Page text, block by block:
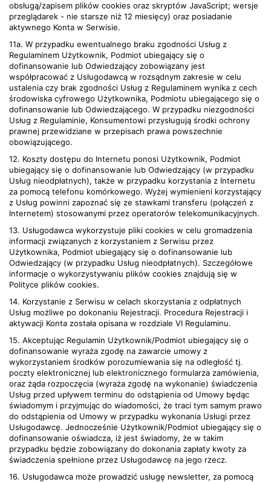
obsługą/zapisem plików cookies oraz skryptów JavaScript; wersje
przeglądarek - nie starsze niż 12 miesięcy) oraz posiadanie
aktywnego Konta w Serwisie.
11a. W przypadku ewentualnego braku zgodności Usług z
Regulaminem Użytkownik, Podmiot ubiegający się o
dofinansowanie lub Odwiedzający zobowiązany jest
współpracować z Usługodawcą w rozsądnym zakresie w celu
ustalenia czy brak zgodności Usług z Regulaminem wynika z cech
środowiska cyfrowego Użytkownika, Podmiotu ubiegającego się o
dofinansowanie lub Odwiedzającego. W przypadku niezgodności
Usług z Regulaminie, Konsumentowi przysługują środki ochrony
prawnej przewidziane w przepisach prawa powszechnie
obowiązującego.
12. Koszty dostępu do Internetu ponosi Użytkownik, Podmiot
ubiegający się o dofinansowanie lub Odwiedzający (w przypadku
Usług nieodpłatnych), także w przypadku korzystania z Internetu
za pomocą telefonu komórkowego. Wyżej wymienieni korzystający
z Usług powinni zapoznać się ze stawkami transferu (połączeń z
Internetem) stosowanymi przez operatorów telekomunikacyjnych.
13. Usługodawca wykorzystuje pliki cookies w celu gromadzenia
informacji związanych z korzystaniem z Serwisu przez
Użytkownika, Podmiot ubiegający się o dofinansowanie lub
Odwiedzający (w przypadku Usług nieodpłatnych). Szczegółowe
informacje o wykorzystywaniu plików cookies znajdują się w
Polityce plików cookies.
14. Korzystanie z Serwisu w celach skorzystania z odpłatnych
Usług możliwe po dokonaniu Rejestracji. Procedura Rejestracji i
aktywacji Konta została opisana w rozdziale VI Regulaminu.
15. Akceptując Regulamin Użytkownik/Podmiot ubiegający się o
dofinansowanie wyraża zgodę na zawarcie umowy z
wykorzystaniem środków porozumiewania się na odległość tj.
poczty elektronicznej lub elektronicznego formularza zamówienia,
oraz żąda rozpoczęcia (wyraża zgodę na wykonanie) świadczenia
Usług przed upływem terminu do odstąpienia od Umowy będąc
świadomym i przyjmując do wiadomości, że traci tym samym prawo
do odstąpienia od Umowy w przypadku wykonania Usługi przez
Usługodawcę. Jednocześnie Użytkownik/Podmiot ubiegający się o
dofinansowanie oświadcza, iż jest świadomy, że w takim
przypadku będzie zobowiązany do dokonania zapłaty kwoty za
świadczenia spełnione przez Usługodawcę na jego rzecz.
16. Usługodawca może prowadzić usługę newsletter, za pomocą